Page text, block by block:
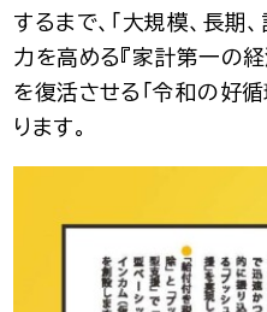
するまで、「大規模、長期
力を高める『家計第一の
を復活させる「令和の好
ります。